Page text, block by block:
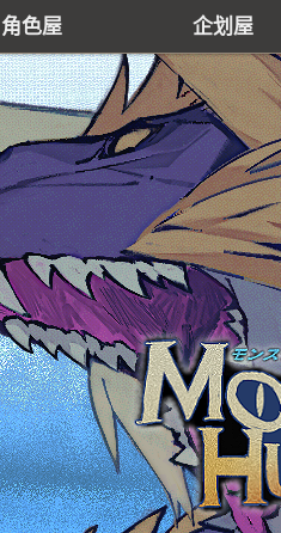
角色屋 企划屋